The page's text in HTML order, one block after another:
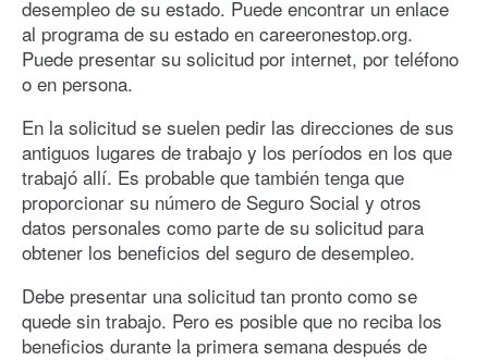
desempleo de su estado. Puede encontrar un enlace
al programa de su estado en careeronestop.org.
Puede presentar su solicitud por internet, por teléfono
o en persona.
En la solicitud se suelen pedir las direcciones de sus
antiguos lugares de trabajo y los períodos en los que
trabajó allí. Es probable que también tenga que
proporcionar su número de Seguro Social y otros
datos personales como parte de su solicitud para
obtener los beneficios del seguro de desempleo.
Debe presentar una solicitud tan pronto como se
quede sin trabajo. Pero es posible que no reciba los
beneficios durante la primera semana después de